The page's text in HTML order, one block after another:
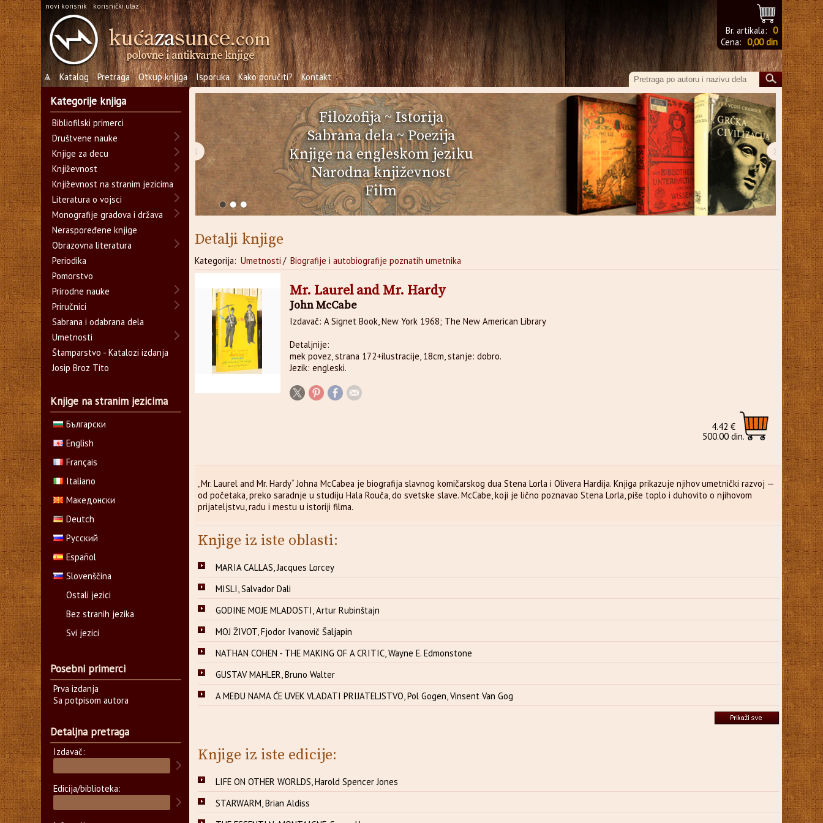
novi korisnik korisnički ulaz
Br. artikala: 0
Cena: 0,00 din
Ѧ Katalog Pretraga Otkup knjiga Isporuka Kako poručiti? Kontakt
Filozofija~Istorija
Sabrana dela~Poezija
Knjige na engleskom jeziku
Narodna književnost
Film
‹ ›
Detalji knjige
Kategorija: Umetnosti / Biografije i autobiografije poznatih umetnika
Mr. Laurel and Mr. Hardy
John McCabe
Izdavač: A Signet Book, New York 1968; The New American Library
Detaljnije:
mek povez, strana 172+ilustracije, 18cm, stanje: dobro.
Jezik: engleski.
4.42 €
500.00 din.
„Mr. Laurel and Mr. Hardy“ Johna McCabea je biografija slavnog komičarskog dua Stena Lorla i Olivera Hardija. Knjiga prikazuje njihov umetnički razvoj —
od početaka, preko saradnje u studiju Hala Rouča, do svetske slave. McCabe, koji je lično poznavao Stena Lorla, piše toplo i duhovito o njihovom
prijateljstvu, radu i mestu u istoriji filma.
Knjige iz iste oblasti:
MARIA CALLAS, Jacques Lorcey
MISLI, Salvador Dali
GODINE MOJE MLADOSTI, Artur Rubinštajn
MOJ ŽIVOT, Fjodor Ivanovič Šaljapin
NATHAN COHEN - THE MAKING OF A CRITIC, Wayne E. Edmonstone
GUSTAV MAHLER, Bruno Walter
A MEĐU NAMA ĆE UVEK VLADATI PRIJATELJSTVO, Pol Gogen, Vinsent Van Gog
Knjige iz iste edicije:
LIFE ON OTHER WORLDS, Harold Spencer Jones
STARWARM, Brian Aldiss
Kategorije knjiga
Bibliofilski primerci
Društvene nauke
Knjige za decu
Književnost
Književnost na stranim jezicima
Literatura o vojsci
Monografije gradova i država
Neraspoređene knjige
Obrazovna literatura
Periodika
Pomorstvo
Prirodne nauke
Priručnici
Sabrana i odabrana dela
Umetnosti
Štamparstvo - Katalozi izdanja
Josip Broz Tito
Knjige na stranim jezicima
Български
English
Français
Italiano
Македонски
Deutch
Русский
Español
Slovenščina
Ostali jezici
Bez stranih jezika
Svi jezici
Posebni primerci
Prva izdanja
Sa potpisom autora
Detaljna pretraga
Izdavač:
Edicija/biblioteka: